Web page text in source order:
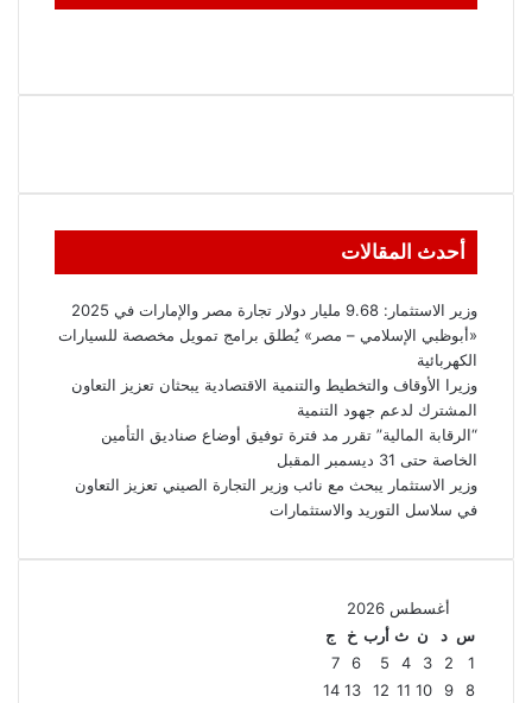
أحدث المقالات
وزير الاستثمار: 9.68 مليار دولار تجارة مصر والإمارات في 2025
«أبوظبي الإسلامي – مصر» يُطلق برامج تمويل مخصصة للسيارات
الكهربائية
وزيرا الأوقاف والتخطيط والتنمية الاقتصادية يبحثان تعزيز التعاون
المشترك لدعم جهود التنمية
“الرقابة المالية” تقرر مد فترة توفيق أوضاع صناديق التأمين
الخاصة حتى 31 ديسمبر المقبل
وزير الاستثمار يبحث مع نائب وزير التجارة الصيني تعزيز التعاون
في سلاسل التوريد والاستثمارات
أغسطس 2026
س د ن ث أرب خ
ج
1
2
3
4
5
6
7
8
9
10
11
12
13
14